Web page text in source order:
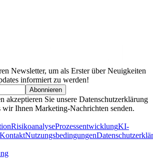
Newsletter, um als Erster über Neuigkeiten
informiert zu werden!
Abonnieren
akzeptieren Sie unsere Datenschutzerklärung
wir Ihnen Marketing-Nachrichten senden.
RisikoanalyseProzessentwicklungKI-
KontaktNutzungsbedingungen